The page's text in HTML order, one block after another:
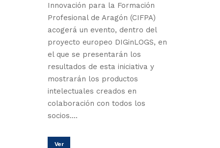
Innovación para la Formación
Profesional de Aragón (CIFPA)
acogerá un evento, dentro del
proyecto europeo DIGinLOGS, en
el que se presentarán los
resultados de esta iniciativa y
mostrarán los productos
intelectuales creados en
colaboración con todos los
socios....
Ver